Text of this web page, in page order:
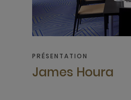
PRÉSENTATION
James Houra